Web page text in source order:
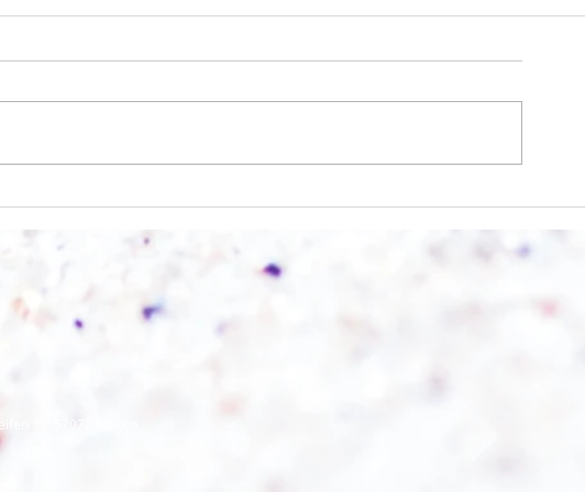
17, 57072 Siegen